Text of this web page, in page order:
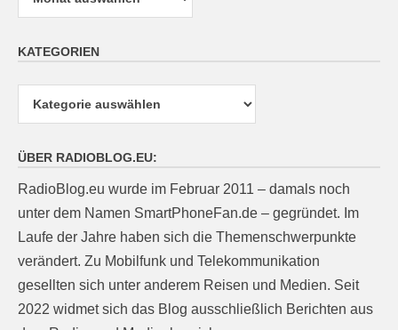
KATEGORIEN
ÜBER RADIOBLOG.EU:
RadioBlog.eu wurde im Februar 2011 – damals noch
unter dem Namen SmartPhoneFan.de – gegründet. Im
Laufe der Jahre haben sich die Themenschwerpunkte
verändert. Zu Mobilfunk und Telekommunikation
gesellten sich unter anderem Reisen und Medien. Seit
2022 widmet sich das Blog ausschließlich Berichten aus